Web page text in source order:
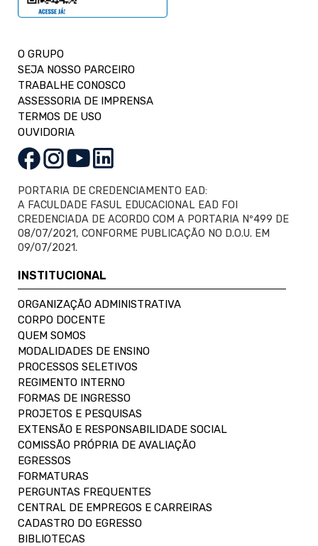
O GRUPO
SEJA NOSSO PARCEIRO
TRABALHE CONOSCO
ASSESSORIA DE IMPRENSA
TERMOS DE USO
OUVIDORIA
PORTARIA DE CREDENCIAMENTO EAD:
A FACULDADE FASUL EDUCACIONAL EAD FOI
CREDENCIADA DE ACORDO COM A PORTARIA Nº499 DE
08/07/2021, CONFORME PUBLICAÇÃO NO D.O.U. EM
09/07/2021.
INSTITUCIONAL
ORGANIZAÇÃO ADMINISTRATIVA
CORPO DOCENTE
QUEM SOMOS
MODALIDADES DE ENSINO
PROCESSOS SELETIVOS
REGIMENTO INTERNO
FORMAS DE INGRESSO
PROJETOS E PESQUISAS
EXTENSÃO E RESPONSABILIDADE SOCIAL
COMISSÃO PRÓPRIA DE AVALIAÇÃO
EGRESSOS
FORMATURAS
PERGUNTAS FREQUENTES
CENTRAL DE EMPREGOS E CARREIRAS
CADASTRO DO EGRESSO
BIBLIOTECAS